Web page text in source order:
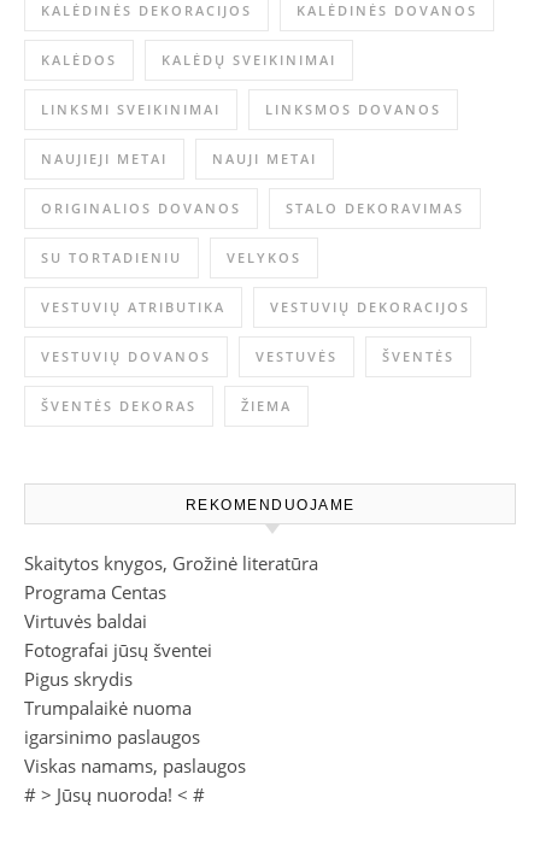
KALĖDINĖS DEKORACIJOS KALĖDINĖS DOVANOS
KALĖDOS KALĖDŲ SVEIKINIMAI
LINKSMI SVEIKINIMAI LINKSMOS DOVANOS
NAUJIEJI METAI NAUJI METAI
ORIGINALIOS DOVANOS STALO DEKORAVIMAS
SU TORTADIENIU VELYKOS
VESTUVIŲ ATRIBUTIKA VESTUVIŲ DEKORACIJOS
VESTUVIŲ DOVANOS VESTUVĖS ŠVENTĖS
ŠVENTĖS DEKORAS ŽIEMA
REKOMENDUOJAME
Skaitytos knygos, Grožinė literatūra
Programa Centas
Virtuvės baldai
Fotografai jūsų šventei
Pigus skrydis
Trumpalaikė nuoma
igarsinimo paslaugos
Viskas namams, paslaugos
# > Jūsų nuoroda! < #